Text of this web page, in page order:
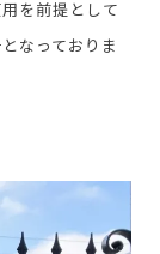
を前提として
なっておりま